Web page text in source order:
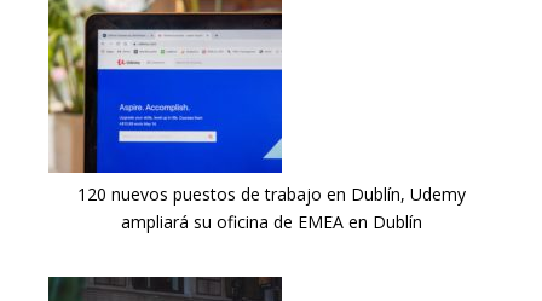
120 nuevos puestos de trabajo en Dublín, Udemy
ampliará su oficina de EMEA en Dublín